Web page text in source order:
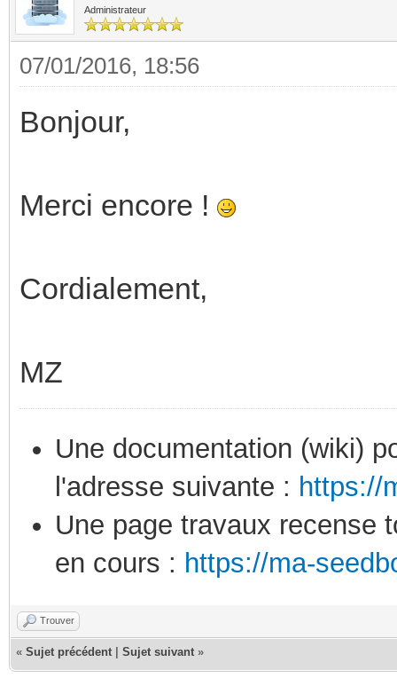
Administrateur
07/01/2016, 18:56
Bonjour,
Merci encore !
Cordialement,
MZ
Une documentation (wiki)
l'adresse suivante : https://
Une page travaux recense
en cours : https://ma-
Trouver
« Sujet précédent Sujet suivant »